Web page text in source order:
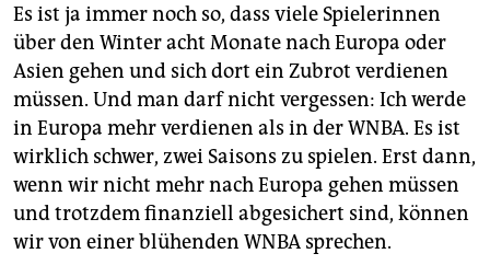
Es ist ja immer noch so, dass viele Spielerinnen
über den Winter acht Monate nach Europa oder
Asien gehen und sich dort ein Zubrot verdienen
müssen. Und man darf nicht vergessen: Ich werde
in Europa mehr verdienen als in der WNBA. Es ist
wirklich schwer, zwei Saisons zu spielen. Erst dann,
wenn wir nicht mehr nach Europa gehen müssen
und trotzdem finanziell abgesichert sind, können
wir von einer blühenden WNBA sprechen.